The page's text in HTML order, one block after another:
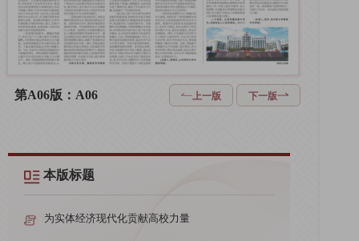
第A06版：A06 上一版 下一版
本版标题
为实体经济现代化贡献高校力量